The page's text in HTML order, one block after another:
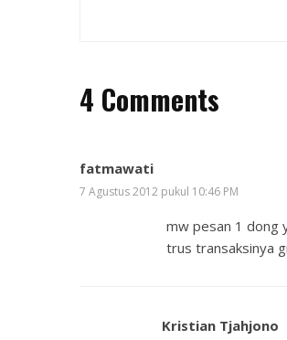
4 Comments
fatmawati
7 Agustus 2012 pukul 10:46 PM
mw pesan 1 dong
trus transaksinya
Kristian Tjahjono